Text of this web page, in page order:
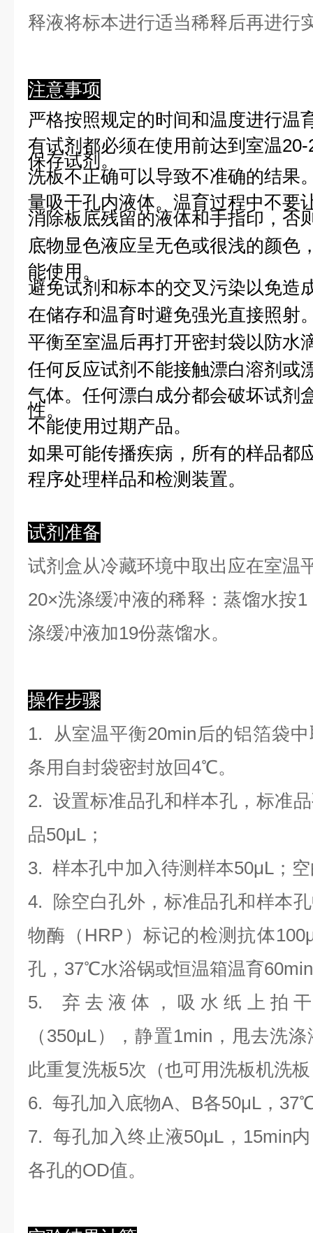
释液将标本进行适当稀释后再进行
注意事项
严格按照规定的时间和温度进行温
有试剂都必须在使用前达到室温
保存试剂。
洗板不正确可以导致不准确的结果
量吸干孔内液体。温育过程中不要
消除板底残留的液体和手指印，否
底物显色液应呈无色或很浅的颜色
能使用。
避免试剂和标本的交叉污染以免造
在储存和温育时避免强光直接照射
平衡至室温后再打开密封袋以防水
任何反应试剂不能接触漂白溶剂或
气体。任何漂白成分都会破坏试剂
性。
不能使用过期产品。
如果可能传播疾病，所有的样品都
程序处理样品和检测装置。
试剂准备
试剂盒从冷藏环境中取出应在室温
20×洗涤缓冲液的稀释：蒸馏水按
涤缓冲液加19份蒸馏水。
操作步骤
1. 从室温平衡20min后的铝箔袋
条用自封袋密封放回4℃。
2. 设置标准品孔和样本孔，标准
品50μL；
3. 样本孔中加 入待测样本50μL；
4.
除空白孔外，标准品孔和样本
物酶（HRP）标记的检测抗体
孔，37℃水浴锅或恒温箱温育
5. 弃去液体，吸水纸上拍
（350μL）
，静置1min，甩去洗
此重复洗板5次（也可用洗板机洗
6. 每孔加入底物A、B各50μL，
7. 每孔加入终止液50μL，15min
各孔的OD值。